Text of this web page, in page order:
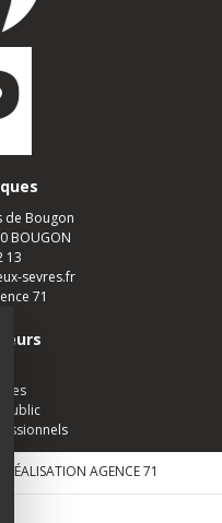
de Bougon
BOUGON
13
sevres.fr
71
public
| RÉALISATION AGENCE 71